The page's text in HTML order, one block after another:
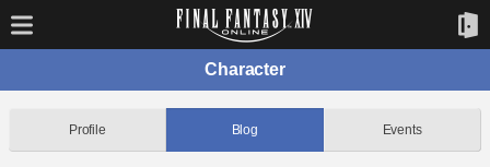
Character
Profile Blog Events